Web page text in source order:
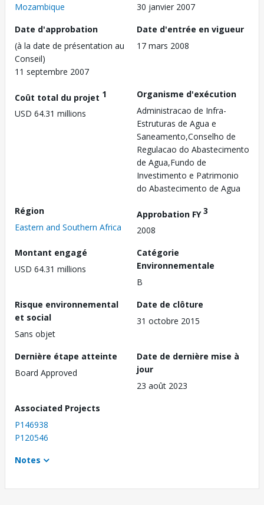
Mozambique
30 janvier 2007
Date d'approbation
(à la date de présentation au
Conseil)
11 septembre 2007
Date d'entrée en vigueur
17 mars 2008
Coût total du projet 1
USD 64.31 millions
Organisme d'exécution
Administracao de Infra-
Estruturas de Agua e
Saneamento,Conselho de
Regulacao do Abastecimento
de Agua,Fundo de
Investimento e Patrimonio
do Abastecimento de Agua
Région
Eastern and Southern Africa
Approbation FY3
2008
Montant engagé
USD 64.31 millions
Catégorie
Environnementale
B
Risque environnemental
et social
Sans objet
Date de clôture
31 octobre 2015
Dernière étape atteinte
Board Approved
Date de dernière mise à
jour
23 août 2023
Associated Projects
P146938
P120546
Notes